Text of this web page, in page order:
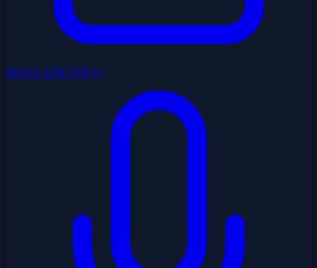
데이터 입력 전문가